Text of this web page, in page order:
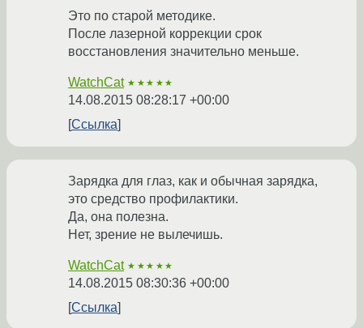
Это по старой методике.
После лазерной коррекции срок
восстановления значительно меньше.
WatchCat ★★★★★
14.08.2015 08:28:17 +00:00
Ссылка
Зарядка для глаз, как и обычная зарядка,
это средство профилактики.
Да, она полезна.
Нет, зрение не вылечишь.
WatchCat ★★★★★
14.08.2015 08:30:36 +00:00
Ссылка